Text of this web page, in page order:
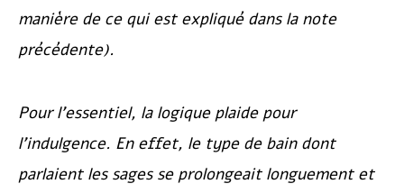
manière de ce qui est expliqué dans la note
précédente).
Pour l’essentiel, la logique plaide pour
l’indulgence. En effet, le type de bain dont
parlaient les sages se prolongeait longuement et